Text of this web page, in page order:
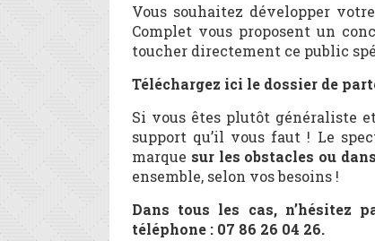
Vous souhaitez développer
Complet vous proposent un
toucher directement ce public
Téléchargez ici le dossier de
Si vous êtes plutôt généraliste
support qu’il vous faut ! Le
marque sur les obstacles ou
ensemble, selon vos besoins !
Dans tous les cas, n’hésitez
téléphone : 07 86 26 04 26.